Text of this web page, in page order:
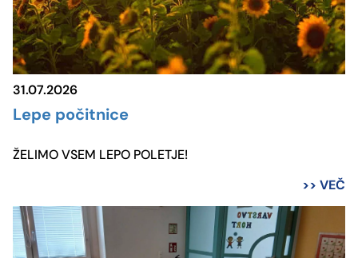
GEMEINSAM - SKUPNO
KONTAKT
Viktringer Ring 26, 9020 Celovec
office@mohorjeva.at
31.07.2026
Lepe počitnice
ŽELIMO VSEM LEPO POLETJE!
>> VEČ